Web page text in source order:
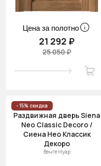
Цена за полотно
21 292 ₽
25 050 ₽
- 15% скидка
Раздвижная дверь Siena
Neo Classic Decoro /
Сиена Нео Классик
Декоро
Венге Нуар